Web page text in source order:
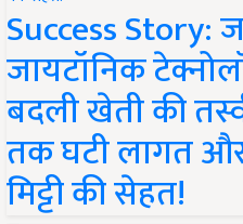
Success Story:
जायटॉनिक
बदली खेती की
तक घटी लागत
मिट्टी की सेहत!